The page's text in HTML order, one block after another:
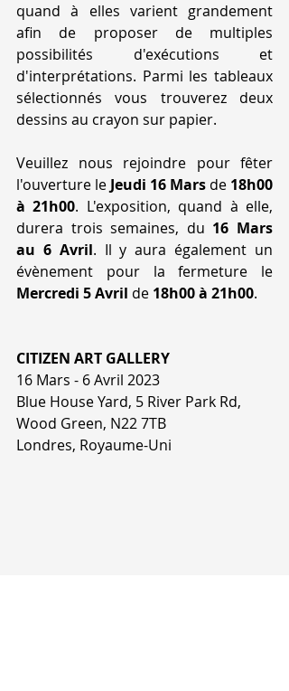
quand à elles varient grandement
afin de proposer de multiples
possibilités d'exécutions et
d'interprétations. Parmi les tableaux
sélectionnés vous trouverez deux
dessins au crayon sur papier.
Veuillez nous rejoindre pour fêter
l'ouverture le Jeudi 16 Mars de 18h00
à 21h00. L'exposition, quand à elle,
durera trois semaines, du 16 Mars
au 6 Avril. Il y aura également un
Mercredi 5 Avril de 18h00 à 21h00.
CITIZEN ART GALLERY
16 Mars - 6 Avril 2023
Blue House Yard, 5 River Park Rd,
Wood Green, N22 7TB
Londres, Royaume-Uni